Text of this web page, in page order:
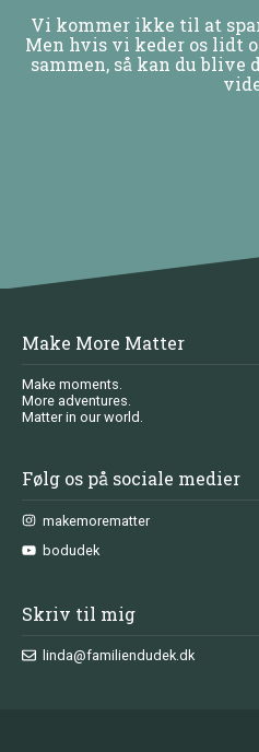
Vi kommer ikke til at
Men hvis vi keder os lidt
sammen, så kan du blive
Make More Matter
Make moments.
More adventures.
Matter in our world.
Følg os på sociale medier
makemorematter
bodudek
Skriv til mig
linda@familiendudek.dk